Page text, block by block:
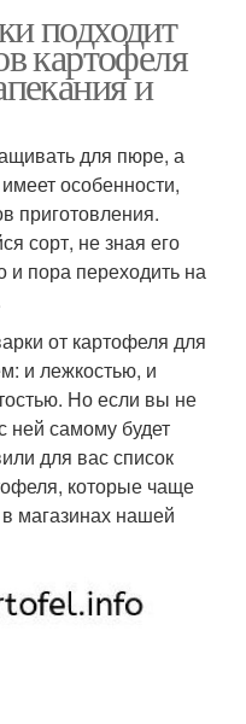
подходит
картофеля
и
для пюре, а
особенности,
приготовления.
сорт, не зная его
пора переходить на
от картофеля для
и лежкостью, и
Но если вы не
ней самому будет
для вас список
которые чаще
магазинах нашей